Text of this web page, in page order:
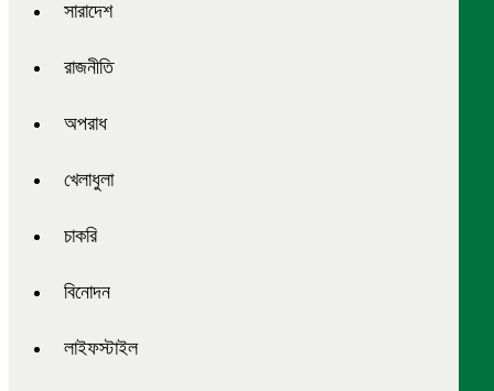
সারাদেশ
রাজনীতি
অপরাধ
খেলাধুলা
চাকরি
বিনোদন
লাইফস্টাইল